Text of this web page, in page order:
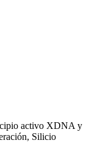
activo XDNA y
Silicio